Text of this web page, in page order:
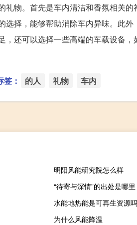
物。首先是车内清洁和香氛相关
择，能够帮助消除车内异味。此
还可以选择一些高端的车载设备
签： 的人 礼物 车内
明阳风能研究院怎么样
“待寄与深情”的出处是哪里
水能地热能是可再生资源吗
为什么风能降温